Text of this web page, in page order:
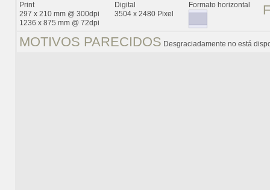
Print
297 x 210 mm @ 300dpi
1236 x 875 mm @ 72dpi
Digital
3504 x 2480 Pixel
Formato horizontal
MOTIVOS PARECIDOS Desgraciadamente no está